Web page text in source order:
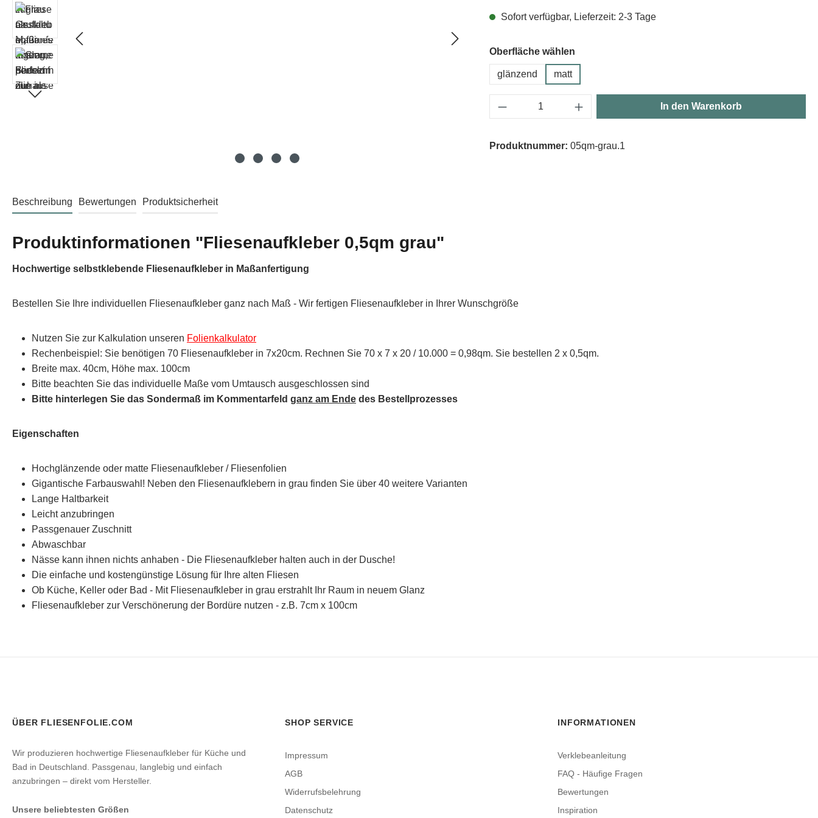
Sofort verfügbar, Lieferzeit: 2-3 Tage
Oberfläche wählen
glänzend matt
Produkt Anzahl: Gib den gewünschten Wert ein
In den Warenkorb
Produktnummer: 05qm-grau.1
Beschreibung Bewertungen Produktsicherheit
Produktinformationen "Fliesenaufkleber 0,5qm grau"
Hochwertige selbstklebende Fliesenaufkleber in Maßanfertigung
Bestellen Sie Ihre individuellen Fliesenaufkleber ganz nach Maß - Wir fertigen Fliesenaufkleber in Ihrer Wunschgröße
Nutzen Sie zur Kalkulation unseren Folienkalkulator
Rechenbeispiel: Sie benötigen 70 Fliesenaufkleber in 7x20cm. Rechnen Sie 70 x 7 x 20 / 10.000 = 0,98qm. Sie bestellen 2 x 0,5qm.
Breite max. 40cm, Höhe max. 100cm
Bitte beachten Sie das individuelle Maße vom Umtausch ausgeschlossen sind
Bitte hinterlegen Sie das Sondermaß im Kommentarfeld ganz am Ende des Bestellprozesses
Eigenschaften
Hochglänzende oder matte Fliesenaufkleber / Fliesenfolien
Gigantische Farbauswahl! Neben den Fliesenaufklebern in grau finden Sie über 40 weitere Varianten
Lange Haltbarkeit
Leicht anzubringen
Passgenauer Zuschnitt
Abwaschbar
Nässe kann ihnen nichts anhaben - Die Fliesenaufkleber halten auch in der Dusche!
Die einfache und kostengünstige Lösung für Ihre alten Fliesen
Ob Küche, Keller oder Bad - Mit Fliesenaufkleber in grau erstrahlt Ihr Raum in neuem Glanz
Fliesenaufkleber zur Verschönerung der Bordüre nutzen - z.B. 7cm x 100cm
ÜBER FLIESENFOLIE.COM
Wir produzieren hochwertige Fliesenaufkleber für Küche und
Bad in Deutschland. Passgenau, langlebig und einfach
anzubringen – direkt vom Hersteller.
Unsere beliebtesten Größen
SHOP SERVICE
Impressum
AGB
Widerrufsbelehrung
Datenschutz
INFORMATIONEN
Verklebeanleitung
FAQ - Häufige Fragen
Bewertungen
Inspiration